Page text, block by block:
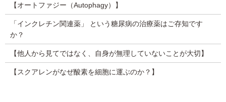
【オートファジー（Autophagy）】
「インクレチン関連薬」 という糖尿病の治療薬はご存知です
か？
【他人から見てではなく、自身が無理していないことが大切】
【スクアレンがなぜ酸素を細胞に運ぶのか？】